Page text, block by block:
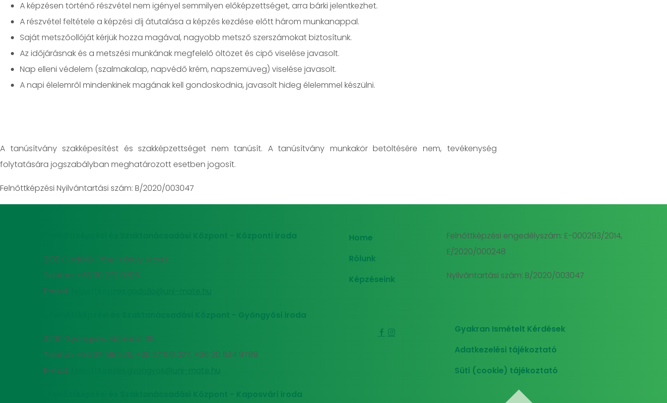
A képzésen történő részvétel nem igényel semmilyen előképzettséget, arra bárki jelentkezhet.
A részvétel feltétele a képzési díj átutalása a képzés kezdése előtt három munkanappal.
Saját metszőollóját kérjük hozza magával, nagyobb metsző szerszámokat biztosítunk.
Az időjárásnak és a metszési munkának megfelelő öltözet és cipő viselése javasolt.
Nap elleni védelem (szalmakalap, napvédő krém, napszemüveg) viselése javasolt.
A napi élelemről mindenkinek magának kell gondoskodnia, javasolt hideg élelemmel készülni.
A tanúsítvány szakképesítést és szakképzettséget nem tanúsít. A tanúsítvány munkakör betöltésére nem, tevékenység
folytatására jogszabályban meghatározott esetben jogosít.
Felnőttképzési Nyilvántartási szám: B/2020/003047
2100 Gödöllő, Páter Károly utca 1.
Telefon: +36 30 272 0206
E-mail:
MATE Felnőttképzési és Szaktanácsadási Központ - Gyöngyösi iroda
3200 Gyöngyös, Mátrai út 36.
Telefon: +36 37 518 326, +36 37 518 327, +36 20 534 9789
E-mail:
Home
Rólunk
Képzéseink
Felnőttképzési engedélyszám: E-000293/2014,
E/2020/000248
Nyilvántartási szám: B/2020/003047
Gyakran Ismételt Kérdések
Adatkezelési tájékoztató
Süti (cookie) tájékoztató